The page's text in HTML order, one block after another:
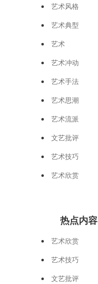
艺术风格
艺术典型
艺术
艺术冲动
艺术手法
艺术思潮
艺术流派
文艺批评
艺术技巧
艺术欣赏
热点内容
艺术欣赏
艺术技巧
文艺批评